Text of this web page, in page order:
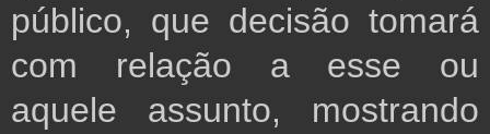
público, que decisão tomará
com relação a esse ou
aquele assunto, mostrando